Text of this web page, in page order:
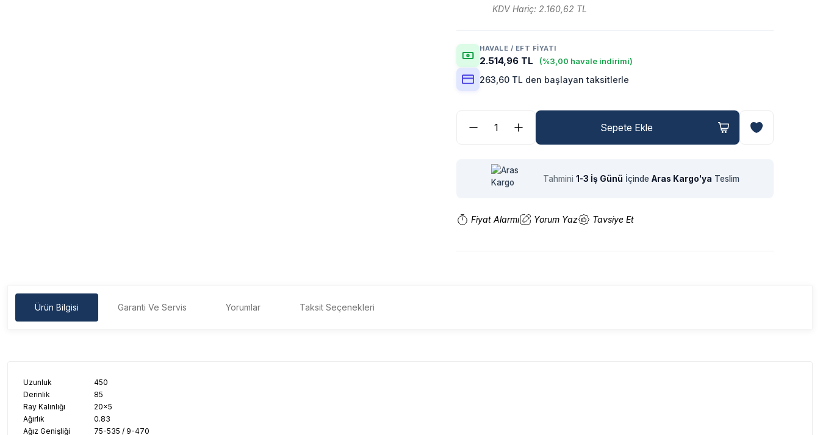
KDV Hariç: 2.160,62 TL
HAVALE / EFT FIYATI
2.514,96 TL (%3,00 havale indirimi)
263,60 TL den başlayan taksitlerle
Sepete Ekle
Tahmini 1-3 İş Günü İçinde Aras Kargo'ya Teslim
Fiyat Alarmı Yorum Yaz Tavsiye Et
Ürün Bilgisi Garanti Ve Servis Yorumlar Taksit Seçenekleri
Uzunluk
450
Derinlik
85
Ray Kalınlığı
20x5
Ağırlık
0.83
Ağız Genişliği
75-535 / 9-470